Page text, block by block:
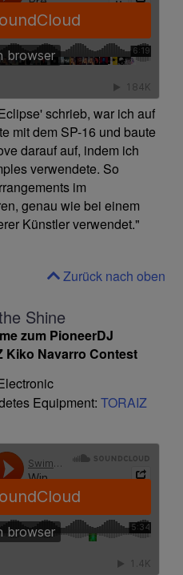
schrieb, war ich auf
mit dem SP-16 und baute
darauf auf, indem ich
verwendete. So
im
genau wie bei einem
Künstler verwendet."
Zurück nach oben
Shine
zum PioneerDJ
Kiko Navarro Contest
Equipment: TORAIZ